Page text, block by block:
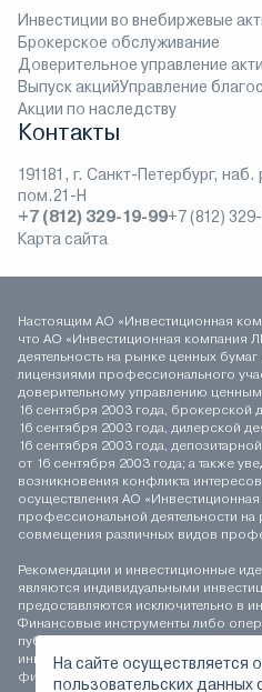
Инвестиции во внебиржевые
Брокерское обслуживание
Доверительное управление
Выпуск акцийУправление
Акции по наследству
Контакты
191181, г. Санкт-Петербург,
пом.21-Н
+7 (812) 329-19-99+7 (812)
Карта сайта
Настоящим АО «Инвестиционная
что АО «Инвестиционная компания
деятельность на рынке ценных
лицензиями профессионального
доверительному управлению
16 сентября 2003 года, брокерской
16 сентября 2003 года, дилерской
16 сентября 2003 года,
от 16 сентября 2003 года; а также
возникновения конфликта
осуществления АО
профессиональной деятельности
совмещения различных видов
Рекомендации и инвестиционные
являются индивидуальными
предоставляются исключительно в
Финансовые инструменты либо
публикуемых материалах, могут не
инвестиционному профилю.
финансового инструмента либо
На сайте осуществляется
пользовательских данных